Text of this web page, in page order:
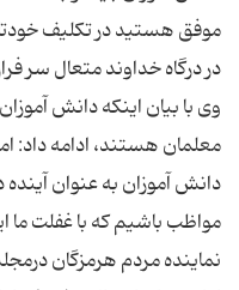
موفق هستید در تکلیف
وی با بیان اینکه دانش
معلمان هستند، ادامه داد:
دانش آموزان به عنوان آینده
نماینده مردم هرمزگان